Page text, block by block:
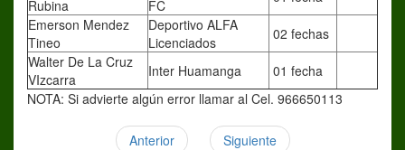
Rubina
FC
Emerson Mendez
Tineo
Deportivo ALFA
Licenciados
02 fechas
Walter De La Cruz
VIzcarra
Inter Huamanga
01 fecha
NOTA: Si advierte algún error llamar al Cel. 966650113
Anterior Siguiente